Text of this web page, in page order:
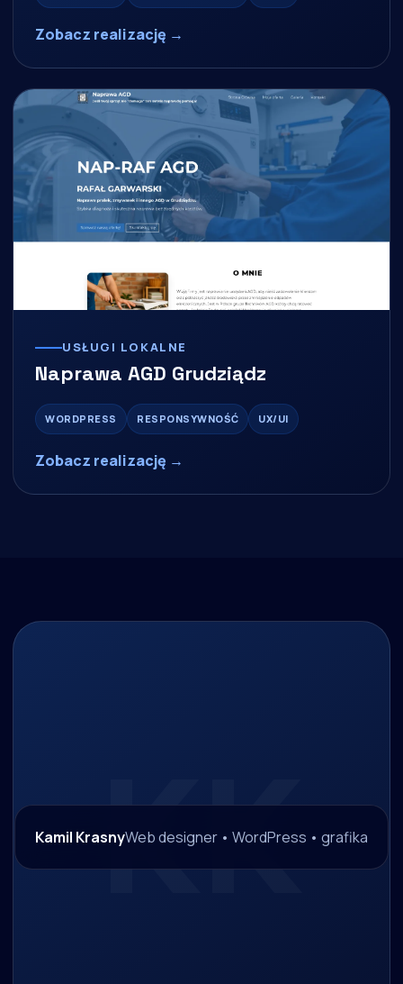
Zobacz realizację →
USŁUGI LOKALNE
Naprawa AGD Grudziądz
WORDPRESS RESPONSYWNOŚĆ UX/UI
Zobacz realizację →
Kamil KrasnyWeb designer • WordPress • grafika